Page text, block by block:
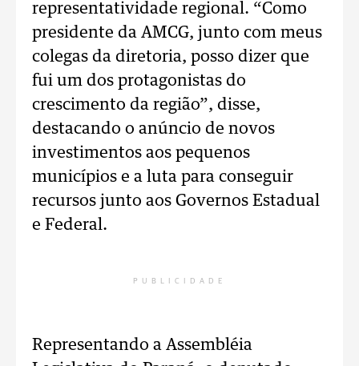
representatividade regional. “Como
presidente da AMCG, junto com meus
colegas da diretoria, posso dizer que
fui um dos protagonistas do
crescimento da região”, disse,
destacando o anúncio de novos
investimentos aos pequenos
municípios e a luta para conseguir
recursos junto aos Governos Estadual
e Federal.
PUBLICIDADE
Representando a Assembléia